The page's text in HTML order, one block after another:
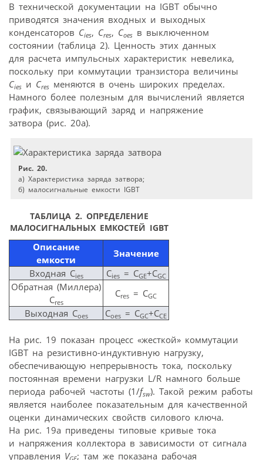
В технической документации на IGBT обычно
приводятся значения входных и выходных
конденсаторов Cies, Cres, Coes в выключенном
состоянии (таблица 2). Ценность этих данных
для расчета импульсных характеристик невелика,
поскольку при коммутации транзистора величины
Cies и Cres меняются в очень широких пределах.
Намного более полезным для вычислений является
график, связывающий заряд и напряжение
затвора (рис. 20а).
Рис. 20.
a) Характеристика заряда затвора;
б) малосигнальные емкости IGBT
ТАБЛИЦА 2. ОПРЕДЕЛЕНИЕ
МАЛОСИГНАЛЬНЫХ ЕМКОСТЕЙ IGBT
Описание
емкости
Значение
Входная Cies Cies= CGE+CGC
Обратная (Миллера)
Cres
Cres = CGC
Выходная Cоes Cоes = CGС+CCЕ
На рис. 19 показан процесс «жесткой» коммутации
IGBT на резистивно-индуктивную нагрузку,
обеспечивающую непрерывность тока, поскольку
постоянная времени нагрузки L/R намного больше
периода рабочей частоты (1/fsw). Такой режим работы
является наиболее показательным для качественной
оценки динамических свойств силового ключа.
На рис. 19а приведены типовые кривые тока
и напряжения коллектора в зависимости от сигнала
управления V ; там же показана рабочая